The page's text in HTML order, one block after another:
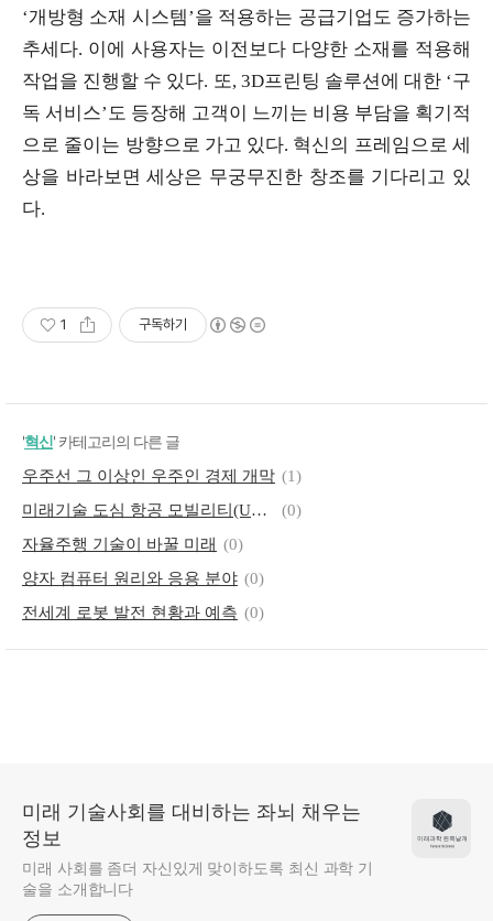
‘개방형 소재 시스템’을 적용하는 공급기업도 증가하는
추세다. 이에 사용자는 이전보다 다양한 소재를 적용해
작업을 진행할 수 있다. 또, 3D프린팅 솔루션에 대한 ‘구
독 서비스’도 등장해 고객이 느끼는 비용 부담을 획기적
으로 줄이는 방향으로 가고 있다. 혁신의 프레임으로 세
상을 바라보면 세상은 무궁무진한 창조를 기다리고 있
다.
1 구독하기
'혁신' 카테고리의 다른 글
우주선 그 이상인 우주인 경제 개막 (1)
미래기술 도심 항공 모빌리티(UAM)
(0)
자율주행 기술이 바꿀 미래 (0)
양자 컴퓨터 원리와 응용 분야 (0)
전세계 로봇 발전 현황과 예측 (0)
미래 기술사회를 대비하는 좌뇌 채우는
정보
미래 사회를 좀더 자신있게 맞이하도록 최신 과학 기
술을 소개합니다